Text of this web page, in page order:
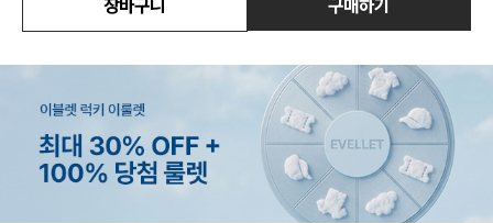
장바구니 구매하기